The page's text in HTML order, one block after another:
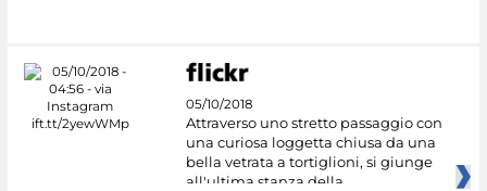
05/10/2018
Attraverso uno stretto passaggio con
una curiosa loggetta chiusa da una
bella vetrata a tortiglioni, si giunge
all'ultima stanza della